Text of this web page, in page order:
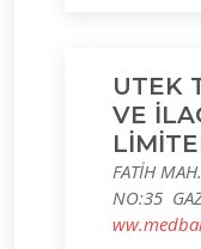
UTEK
VE
FATİH
NO:35